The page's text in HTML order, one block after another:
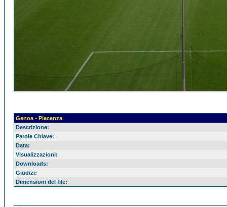
Genoa - Piacenza
Descrizione:
Parole Chiave:
Data:
Visualizzazioni:
Downloads:
Giudizi:
Dimensioni del file: